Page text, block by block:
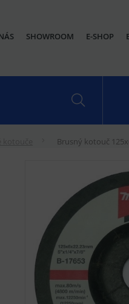
SHOWROOM E-SHOP
Brusný kotouč